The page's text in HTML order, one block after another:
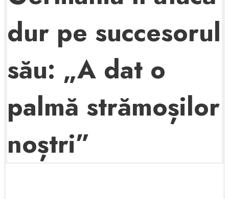
dur pe succesorul
său: „A dat o
palmă strămoșilor
noștri”